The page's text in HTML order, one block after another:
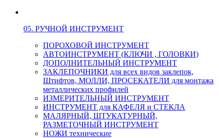
05. РУЧНОЙ ИНСТРУМЕНТ
ПОРОХОВОЙ ИНСТРУМЕНТ
АВТОИНСТРУМЕНТ (КЛЮЧИ , ГОЛОВКИ)
ДОПОЛНИТЕЛЬНЫЙ ИНСТРУМЕНТ
ЗАКЛЕПОЧНИКИ для всех видов заклепок,
Штифтов, МОЛЛИ, ПРОСЕКАТЕЛИ для монтажа
металлических профилей
ИЗМЕРИТЕЛЬНЫЙ ИНСТРУМЕНТ
ИНСТРУМЕНТ для КАФЕЛЯ и СТЕКЛА
МАЛЯРНЫЙ, ШТУКАТУРНЫЙ,
РАЗМЕТОЧНЫЙ ИНСТРУМЕНТ
НОЖИ технические